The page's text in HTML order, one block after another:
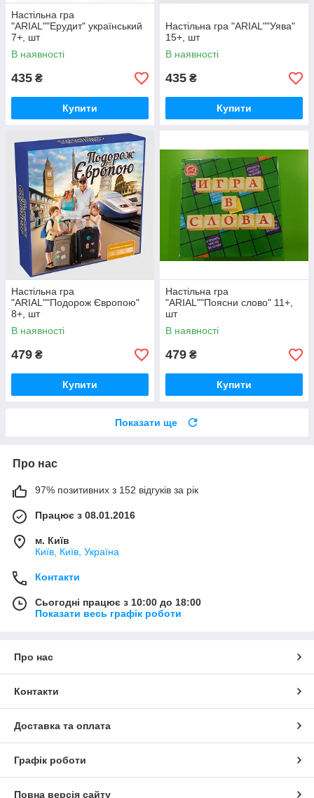
Настільна гра
"ARIAL""Ерудит" український
7+, шт
В наявності
435 ₴
Купити
Настільна гра "ARIAL""Уява"
15+, шт
В наявності
435 ₴
Купити
Настільна гра
"ARIAL""Подорож Європою"
8+, шт
В наявності
479 ₴
Купити
Настільна гра
"ARIAL""Поясни слово" 11+,
шт
В наявності
479 ₴
Купити
Показати ще
Про нас
97% позитивних з 152 відгуків за рік
Працює з 08.01.2016
м. Київ
Київ, Київ, Україна
Контакти
Сьогодні працює з 10:00 до 18:00
Показати весь графік роботи
Про нас
Контакти
Доставка та оплата
Графік роботи
Повна версія сайту